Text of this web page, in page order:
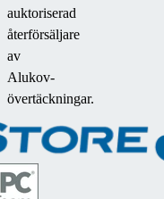
auktoriserad
återförsäljare
av
Alukov-
övertäckningar.